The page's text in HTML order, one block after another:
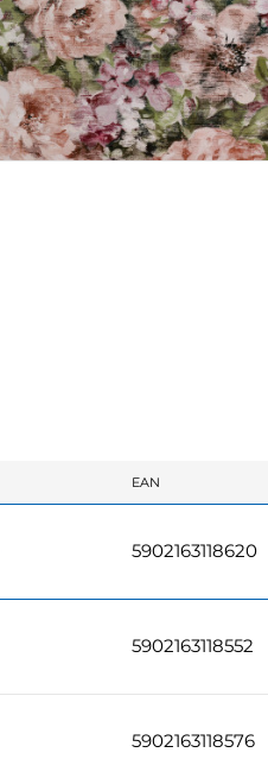
EAN
5902163118620
5902163118552
5902163118576